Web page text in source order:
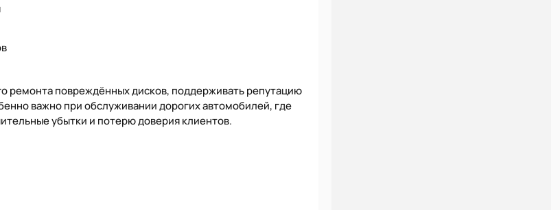
ремонта повреждённых дисков, поддерживать репутацию
важно при обслуживании дорогих автомобилей, где
убытки и потерю доверия клиентов.